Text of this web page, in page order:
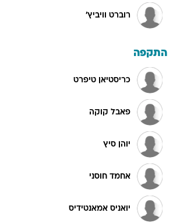
רוברט וויביץ'
התקפה
כריסטיאן טיפרט
פאבל קוקה
יוהן סיץ
אחמד חוסני
יואניס אמאנטידיס